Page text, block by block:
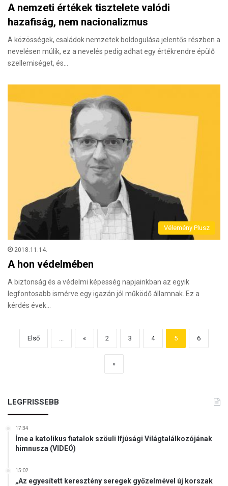
A nemzeti értékek tisztelete valódi
hazafiság, nem nacionalizmus
A közösségek, családok nemzetek boldogulása jelentős részben a
nevelésen múlik, ez a nevelés pedig adhat egy értékrendre épülő
szellemiséget, és…
Vélemény Plusz
2018.11.14.
A hon védelmében
A biztonság és a védelmi képesség napjainkban az egyik
legfontosabb ismérve egy igazán jól működő államnak. Ez a
kérdés évek…
Első ... « 2 3 4 5 6
»
LEGFRISSEBB
17:34
Íme a katolikus fiatalok szöuli Ifjúsági Világtalálkozójának
himnusza (VIDEÓ)
15:02
„Az egyesített keresztény seregek győzelmével új korszak